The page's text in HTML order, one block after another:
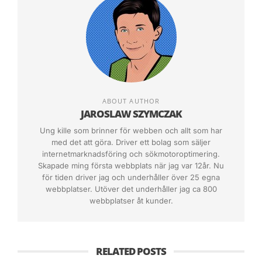
med sin försäljning. Det går att enkelt hyra sig
en webbutik från ett flertal olika företag. Då
ingår förutom design och underhåll av
webbutiken även ett antal e-postadresser samt
ett eget domännamn. Självklart kan du snickra
programmering eller överhuvudtaget utveckling
av webbplattformar, men man ska komma ihåg
att man då får ge sig på ganska avancerad
felsökning om eller när något krånglar. Det är
med andra ord skönt att hyra butiken och låta
en supportgrupp ta hand om de eventuella fel
som uppstår. Trots allt blir det fel ibland, som att
rätt fraktkostnad m.m.
ABOUT AUTHOR
JAROSLAW SZYMCZAK
Ung kille som brinner för webben och allt som har
med det att göra. Driver ett bolag som säljer
internetmarknadsföring och sökmotoroptimering.
Skapade ming första webbplats när jag var 12år. Nu
för tiden driver jag och underhåller över 25 egna
webbplatser. Utöver det underhåller jag ca 800
webbplatser åt kunder.
RELATED POSTS